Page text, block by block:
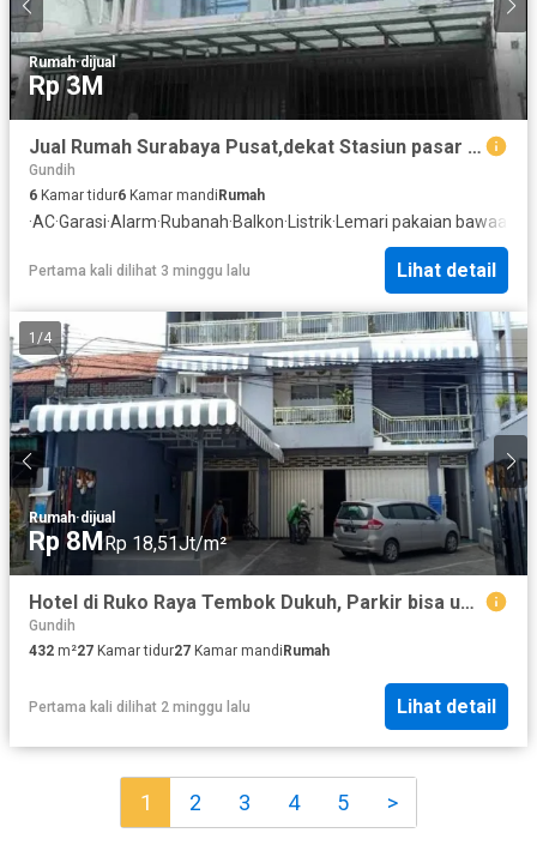
Rumah·dijual
Rp 3M
Jual Rumah Surabaya Pusat,dekat Stasiun pasar Turi dekat PGS Surabaya
Gundih
6 Kamar tidur6 Kamar mandi Rumah
·AC·Garasi·Alarm·Rubanah·Balkon· Listrik· Lemari pakaian bawaan
Pertama kali dilihat 3 minggu lalu Lihat detail
1 /4
Rumah·dijual
Rp 8MRp 18,51Jt/m²
Hotel di Ruko Raya Tembok Dukuh, Parkir bisa untuk 15 Mobil
Gundih
432 m²27 Kamar tidur27 Kamar mandiRumah
Pertama kali dilihat 2 minggu lalu Lihat detail
1 2 3 4 5 >